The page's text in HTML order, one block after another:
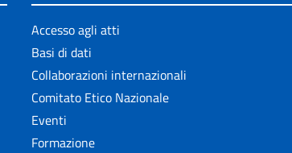
Accesso agli atti
Basi di dati
Collaborazioni internazionali
Comitato Etico Nazionale
Eventi
Formazione